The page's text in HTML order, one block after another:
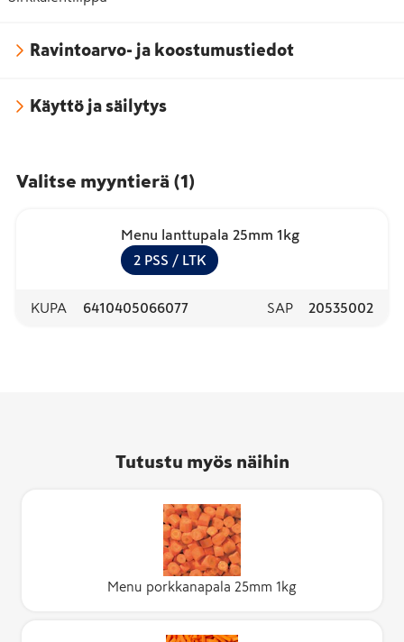
Ravintoarvo- ja koostumustiedot
Käyttö ja säilytys
Valitse myyntierä (1)
Menu lanttupala 25mm 1kg
2 PSS / LTK
KUPA 6410405066077 SAP 20535002
Tutustu myös näihin
Menu porkkanapala 25mm 1kg